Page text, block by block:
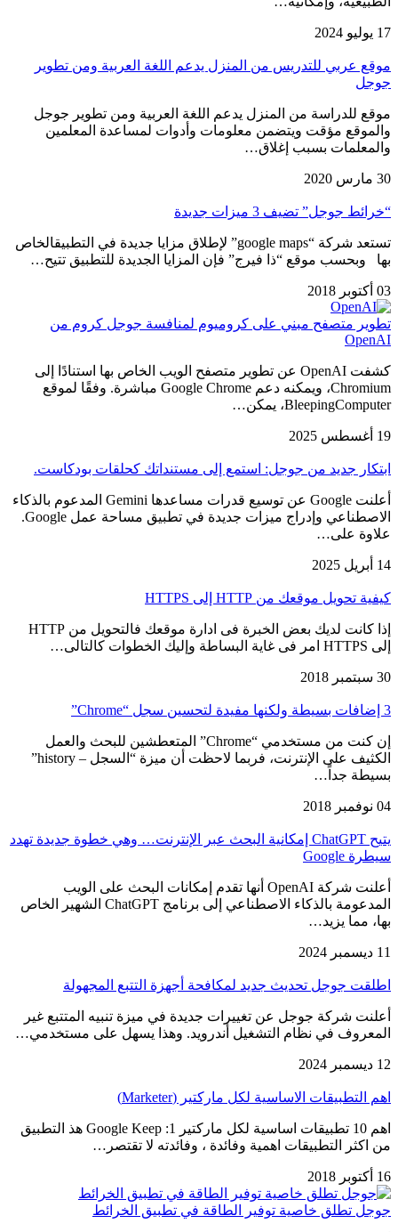
17 يوليو 2024
موقع عربي للتدريس من المنزل يدعم اللغة العربية ومن تطوير
جوجل
موقع للدراسة من المنزل يدعم اللغة العربية ومن تطوير جوجل
والموقع مؤقت ويتضمن معلومات وأدوات لمساعدة المعلمين
والمعلمات بسبب إغلاق…
30 مارس 2020
“خرائط جوجل” تضيف 3 ميزات جديدة
تستعد شركة “google maps” لإطلاق مزايا جديدة في التطبيقالخاص
بها وبحسب موقع “ذا فيرج” فإن المزايا الجديدة للتطبيق تتيح…
03 أكتوبر 2018
تطوير متصفح مبني على كروميوم لمنافسة جوجل كروم من
OpenAI
كشفت OpenAI عن تطوير متصفح الويب الخاص بها استنادًا إلى
Chromium، ويمكنه دعم Google Chrome مباشرة. وفقًا لموقع
BleepingComputer، يمكن…
19 أغسطس 2025
ابتكار جديد من جوجل: استمع إلى مستنداتك كحلقات بودكاست.
أعلنت Google عن توسيع قدرات مساعدها Gemini المدعوم بالذكاء
الاصطناعي وإدراج ميزات جديدة في تطبيق مساحة عمل Google.
علاوة على…
14 أبريل 2025
كيفية تحويل موقعك من HTTP إلى HTTPS
إذا كانت لديك بعض الخبرة فى ادارة موقعك فالتحويل من HTTP
إلى HTTPS امر فى غاية البساطة وإليك الخطوات كالتالى…
30 سبتمبر 2018
3 إضافات بسيطة ولكنها مفيدة لتحسين سجل “Chrome”
إن كنت من مستخدمي “Chrome” المتعطشين للبحث والعمل
الكثيف على الإنترنت، فربما لاحظت أن ميزة “السجل – history”
بسيطة جداً…
04 نوفمبر 2018
يتيح ChatGPT إمكانية البحث عبر الإنترنت… وهي خطوة جديدة تهدد
سيطرة Google
أعلنت شركة OpenAI أنها تقدم إمكانات البحث على الويب
المدعومة بالذكاء الاصطناعي إلى برنامج ChatGPT الشهير الخاص
بها، مما يزيد…
11 ديسمبر 2024
اطلقت جوجل تحديث جديد لمكافحة أجهزة التتبع المجهولة
أعلنت شركة جوجل عن تغييرات جديدة في ميزة تنبيه المتتبع غير
المعروف في نظام التشغيل أندرويد. وهذا يسهل على مستخدمي…
12 ديسمبر 2024
اهم التطبيقات الاساسية لكل ماركتير (Marketer)
اهم 10 تطبيقات اساسية لكل ماركتير Google Keep :1 هذ التطبيق
من اكثر التطبيقات اهمية وفائدة ، وفائدته لا تقتصر…
16 أكتوبر 2018
جوجل تطلق خاصية توفير الطاقة في تطبيق الخرائط